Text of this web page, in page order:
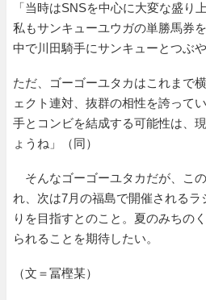
「当時はSNSを中心に大変な盛り
私もサンキューユウガの単勝馬券
中で川田騎手にサンキューとつぶや
ただ、ゴーゴーユタカはこれまで
ェクト連対、抜群の相性を誇って
手とコンビを結成する可能性は、
ょうね」（同）
そんなゴーゴーユタカだが、こ
れ、次は7月の福島で開催される
りを目指すとのこと。夏のみちの
られることを期待したい。
（文＝冨樫某）